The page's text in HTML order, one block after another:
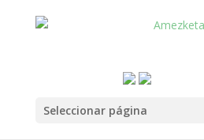
Seleccionar página